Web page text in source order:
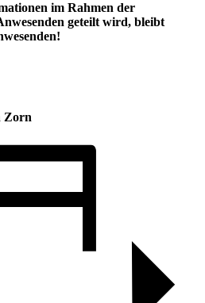
im Rahmen der
geteilt wird, bleibt
Zorn